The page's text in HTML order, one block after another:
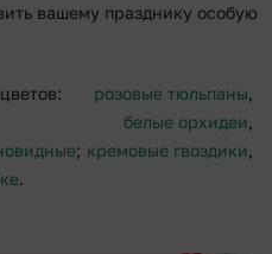
вашему празднику особую
розовые тюльпаны,
белые орхидеи,
; кремовые гвоздики,
.